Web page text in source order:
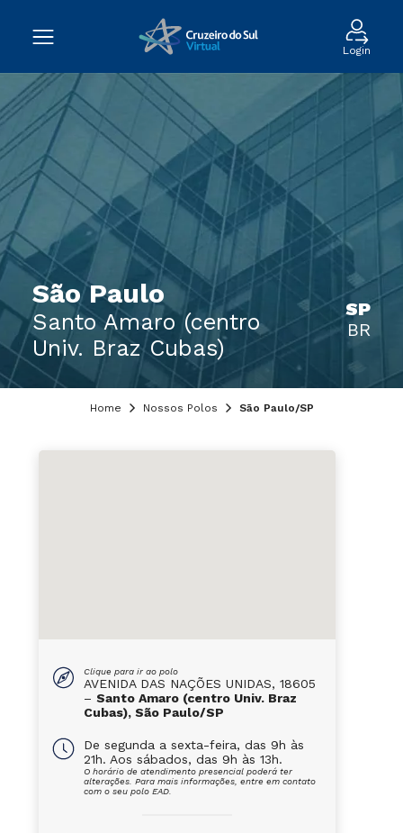
Login
São Paulo
Santo Amaro (centro
Univ. Braz Cubas)
SP
BR
Home Nossos Polos São Paulo/SP
Clique para ir ao polo
AVENIDA DAS NAÇÕES UNIDAS, 18605
– Santo Amaro (centro Univ. Braz
Cubas), São Paulo/SP
De segunda a sexta-feira, das 9h às
21h. Aos sábados, das 9h às 13h.
O horário de atendimento presencial poderá ter
alterações. Para mais informações, entre em contato
com o seu polo EAD.